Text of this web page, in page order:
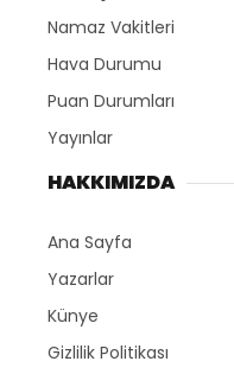
Namaz Vakitleri
Hava Durumu
Puan Durumları
Yayınlar
HAKKIMIZDA
Ana Sayfa
Yazarlar
Künye
Gizlilik Politikası